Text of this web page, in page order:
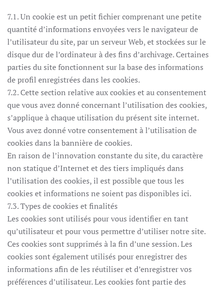
7.1. Un cookie est un petit fichier comprenant une petite
quantité d’informations envoyées vers le navigateur de
l’utilisateur du site, par un serveur Web, et stockées sur le
disque dur de l’ordinateur à des fins d’archivage. Certaines
parties du site fonctionnent sur la base des informations
de profil enregistrées dans les cookies.
7.2. Cette section relative aux cookies et au consentement
que vous avez donné concernant l’utilisation des cookies,
s’applique à chaque utilisation du présent site internet.
Vous avez donné votre consentement à l’utilisation de
cookies dans la bannière de cookies.
En raison de l’innovation constante du site, du caractère
non statique d’Internet et des tiers impliqués dans
l’utilisation des cookies, il est possible que tous les
cookies et informations ne soient pas disponibles ici.
7.3. Types de cookies et finalités
Les cookies sont utilisés pour vous identifier en tant
qu’utilisateur et pour vous permettre d’utiliser notre site.
Ces cookies sont supprimés à la fin d’une session. Les
cookies sont également utilisés pour enregistrer des
informations afin de les réutiliser et d’enregistrer vos
préférences d’utilisateur. Les cookies font partie des